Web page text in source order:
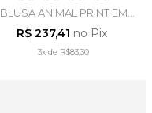
BLUSA ANIMAL PRINT EM
TULE PRETO - ARTSY
R$ 237,41 no Pix
3x de R$83,30